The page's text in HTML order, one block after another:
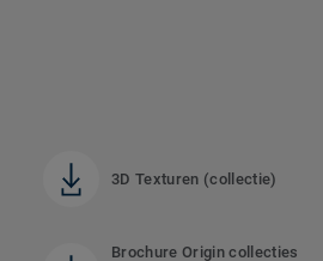
3D Texturen (collectie)
Brochure Origin collecties